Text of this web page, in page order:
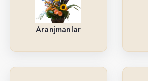
Ne İçin ?
Ürün Çeşitlerimiz
Aranjmanlar
Aranjmanlar